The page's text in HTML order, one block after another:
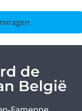
de
België